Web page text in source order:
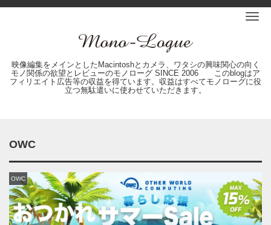
映像編集をメインとしたMacintoshとカメラ、ワタシの興味関心の向く
モノ関係の欲望とレビューのモノローグ SINCE 2006 このblogはア
フィリエイト広告等の収益を得ています。収益はすべてモノローグに役
立つ無駄遣いに使わせていただきます。
OWC
OWC